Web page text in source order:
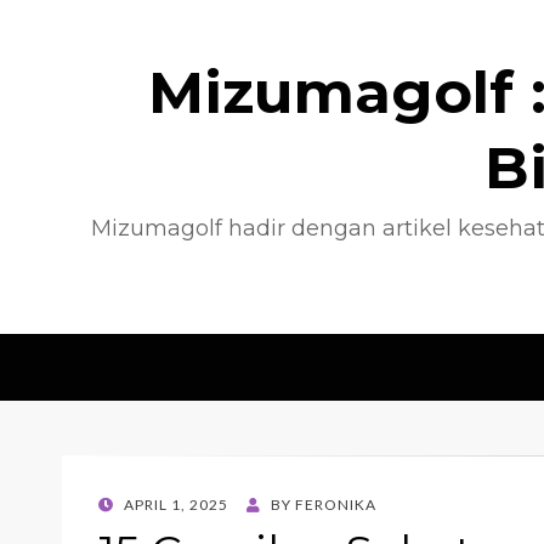
Mizumagolf
Mizumagolf hadir dengan artikel
POSTED
APRIL 1, 2025 BY FERONIKA